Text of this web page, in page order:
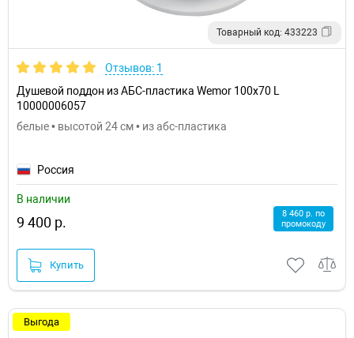
Товарный код: 433223
Отзывов: 1
Душевой поддон из АБС-пластика Wemor 100x70 L
10000006057
белые • высотой 24 см • из абс-пластика
Россия
В наличии
9 400 р.
8 460 р. по
промокоду
Купить
Выгода